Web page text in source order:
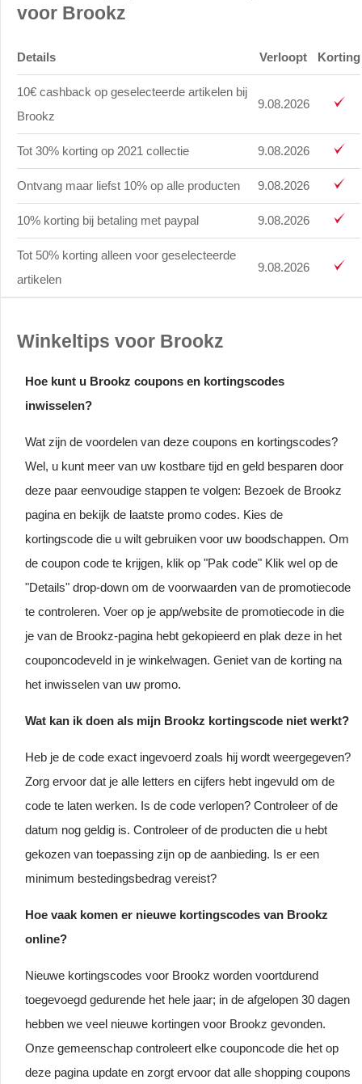
voor Brookz
Details Verloopt Korting
10€ cashback op geselecteerde artikelen bij
Brookz
9.08.2026
Tot 30% korting op 2021 collectie 9.08.2026
Ontvang maar liefst 10% op alle producten 9.08.2026
10% korting bij betaling met paypal 9.08.2026
Tot 50% korting alleen voor geselecteerde
artikelen
9.08.2026
Winkeltips voor Brookz
Hoe kunt u Brookz coupons en kortingscodes
inwisselen?
Wat zijn de voordelen van deze coupons en kortingscodes?
Wel, u kunt meer van uw kostbare tijd en geld besparen door
deze paar eenvoudige stappen te volgen: Bezoek de Brookz
pagina en bekijk de laatste promo codes. Kies de
kortingscode die u wilt gebruiken voor uw boodschappen. Om
de coupon code te krijgen, klik op "Pak code" Klik wel op de
"Details" drop-down om de voorwaarden van de promotiecode
te controleren. Voer op je app/website de promotiecode in die
je van de Brookz-pagina hebt gekopieerd en plak deze in het
couponcodeveld in je winkelwagen. Geniet van de korting na
het inwisselen van uw promo.
Wat kan ik doen als mijn Brookz kortingscode niet werkt?
Heb je de code exact ingevoerd zoals hij wordt weergegeven?
Zorg ervoor dat je alle letters en cijfers hebt ingevuld om de
code te laten werken. Is de code verlopen? Controleer of de
datum nog geldig is. Controleer of de producten die u hebt
gekozen van toepassing zijn op de aanbieding. Is er een
minimum bestedingsbedrag vereist?
Hoe vaak komen er nieuwe kortingscodes van Brookz
online?
Nieuwe kortingscodes voor Brookz worden voortdurend
toegevoegd gedurende het hele jaar; in de afgelopen 30 dagen
hebben we veel nieuwe kortingen voor Brookz gevonden.
Onze gemeenschap controleert elke couponcode die het op
deze pagina update en zorgt ervoor dat alle shopping coupons